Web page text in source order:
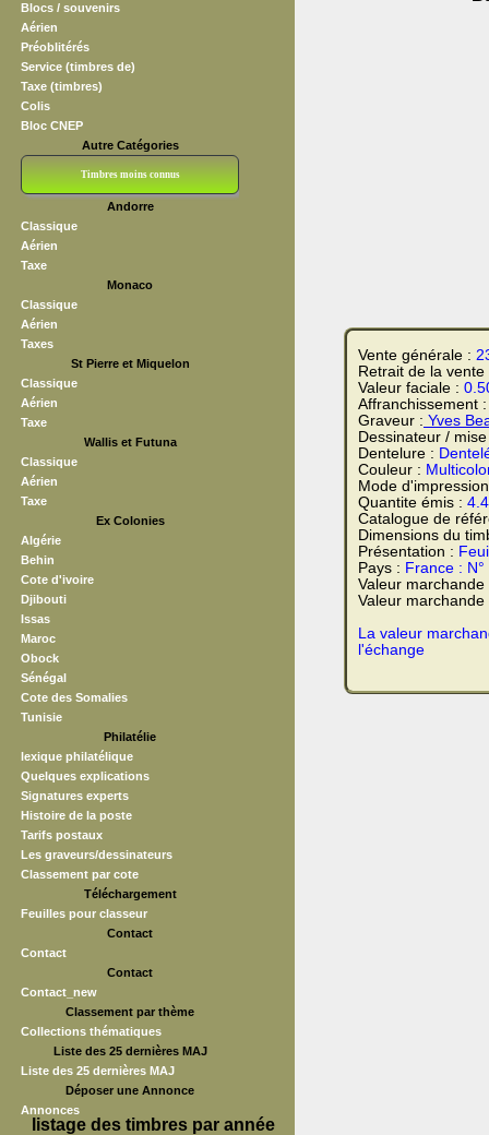
Blocs / souvenirs
Aérien
Préoblitérés
Service (timbres de)
Taxe (timbres)
Colis
Bloc CNEP
Autre Catégories
Timbres moins connus
Andorre
Classique
Aérien
Taxe
Monaco
Classique
Aérien
Taxes
St Pierre et Miquelon
Classique
Aérien
Taxe
Wallis et Futuna
Classique
Aérien
Taxe
Ex Colonies
Algérie
Behin
Cote d'ivoire
Djibouti
Issas
Maroc
Obock
Sénégal
Cote des Somalies
Tunisie
Philatélie
lexique philatélique
Quelques explications
Signatures experts
Histoire de la poste
Tarifs postaux
Les graveurs/dessinateurs
Classement par cote
Téléchargement
Feuilles pour classeur
Contact
Contact
Contact
Contact_new
Classement par thème
Collections thématiques
Liste des 25 dernières MAJ
Liste des 25 dernières MAJ
Déposer une Annonce
Annonces
listage des timbres par année
Vente générale :
Retrait de la
Valeur faciale :
Affranchissement
Graveur : Yves
Dessinateur /
Dentelure :
Couleur :
Mode
Quantite émis :
Catalogue de
Dimensions du
Présentation :
Pays : France :
Valeur
Valeur
La valeur
l'échange